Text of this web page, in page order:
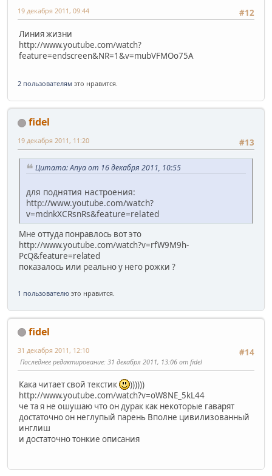
#12
19 декабря 2011, 09:44
Линия жизни
http://www.youtube.com/watch?
feature=endscreen&NR=1&v=mubVFMOo75A
2 пользователям это нравится.
fidel
#13
19 декабря 2011, 11:20
Цитата: Anya от 16 декабря 2011, 10:55
для поднятия настроения:
http://www.youtube.com/watch?
v=mdnkXCRsnRs&feature=related
Мне оттуда понравлось вот это
http://www.youtube.com/watch?v=rfW9M9h-
PcQ&feature=related
показалось или реально у него рожки ?
1 пользователю это нравится.
fidel
#14
31 декабря 2011, 12:10
Последнее редактирование: 31 декабря 2011, 13:06 от fidel
Кака читает свой текстик
))))))
http://www.youtube.com/watch?v=oW8NE_5kL44
че та я не ошушаю что он дурак как некоторые гаварят
достаточно он неглупый парень Вполне цивилизованный
инглиш
и достаточно тонкие описания